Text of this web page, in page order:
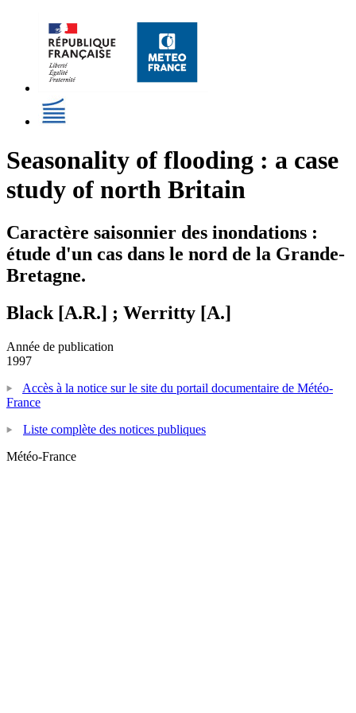
Seasonality of flooding : a case
study of north Britain
Caractère saisonnier des inondations :
étude d'un cas dans le nord de la Grande-
Bretagne.
Black [A.R.] ; Werritty [A.]
Année de publication
1997
Accès à la notice sur le site du portail documentaire de Météo-
France
Liste complète des notices publiques
Météo-France